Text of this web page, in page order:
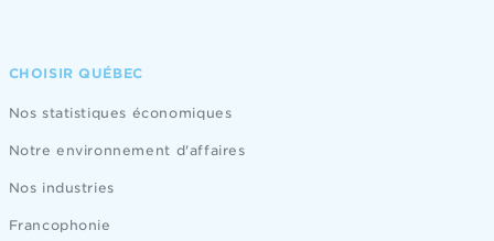
CHOISIR QUÉBEC
Nos statistiques économiques
Notre environnement d'affaires
Nos industries
Francophonie